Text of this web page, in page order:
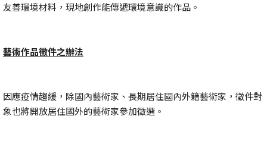
友善環境材料，現地創作能傳遞環境意識的作品。
藝術作品徵件之辦法
因應疫情趨緩，除國內藝術家、長期居住國內外籍藝術家，徵件對
象也將開放居住國外的藝術家參加徵選。